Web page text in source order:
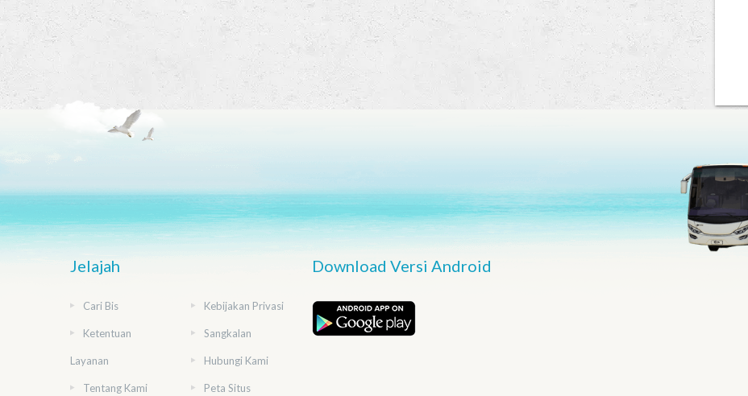
Jelajah
Cari Bis Kebijakan Privasi
Ketentuan
Layanan
Sangkalan
Hubungi Kami
Tentang Kami Peta Situs
Download Versi Android